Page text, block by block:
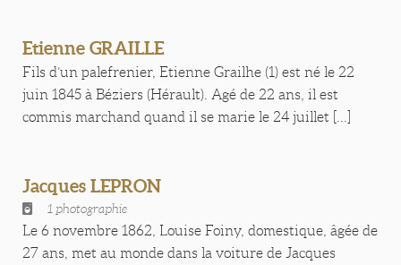
Etienne GRAILLE
Fils d’un palefrenier, Etienne Grailhe (1) est né le 22
juin 1845 à Béziers (Hérault). Agé de 22 ans, il est
commis marchand quand il se marie le 24 juillet [...]
Jacques LEPRON
1 photographie
Le 6 novembre 1862, Louise Foiny, domestique, âgée de
27 ans, met au monde dans la voiture de Jacques